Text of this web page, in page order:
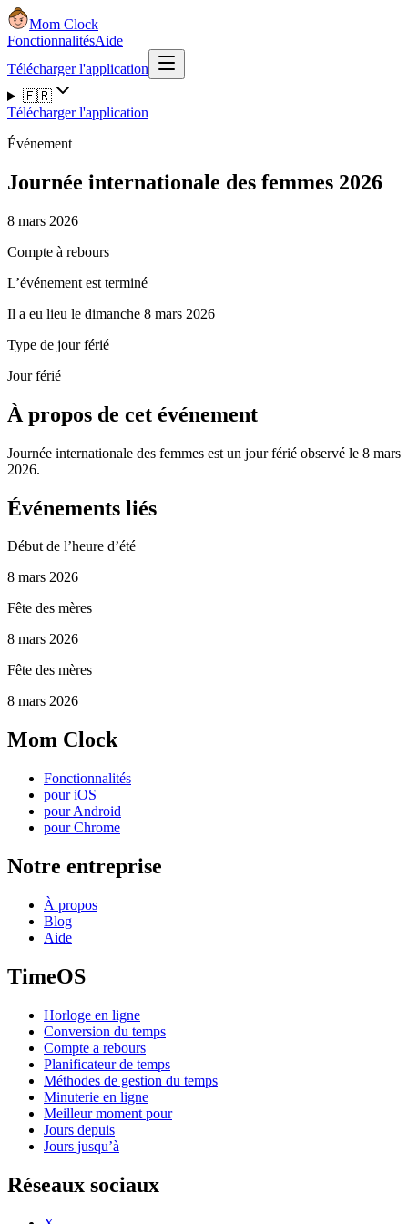
Mom Clock
FonctionnalitésAide
Télécharger l'application
🇫🇷
Télécharger l'application
Événement
Journée internationale des femmes 2026
8 mars 2026
Compte à rebours
L’événement est terminé
Il a eu lieu le dimanche 8 mars 2026
Type de jour férié
Jour férié
À propos de cet événement
Journée internationale des femmes est un jour férié observé le 8 mars
2026.
Événements liés
Début de l’heure d’été
8 mars 2026
Fête des mères
8 mars 2026
Fête des mères
8 mars 2026
Mom Clock
Fonctionnalités
pour iOS
pour Android
pour Chrome
Notre entreprise
À propos
Blog
Aide
TimeOS
Horloge en ligne
Conversion du temps
Compte a rebours
Planificateur de temps
Méthodes de gestion du temps
Minuterie en ligne
Meilleur moment pour
Jours depuis
Jours jusqu’à
Réseaux sociaux